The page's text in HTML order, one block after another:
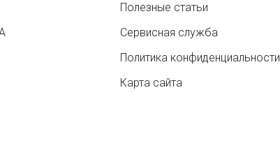
Полезные статьи
Сервисная служба
Политика конфиденциальности
Карта сайта